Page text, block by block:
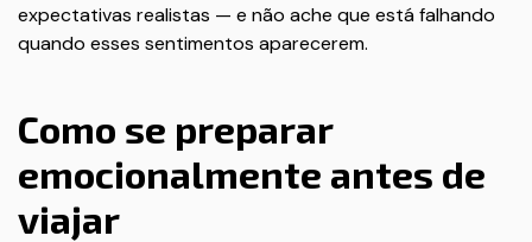
expectativas realistas — e não ache que está falhando
quando esses sentimentos aparecerem.
Como se preparar
emocionalmente antes de
viajar